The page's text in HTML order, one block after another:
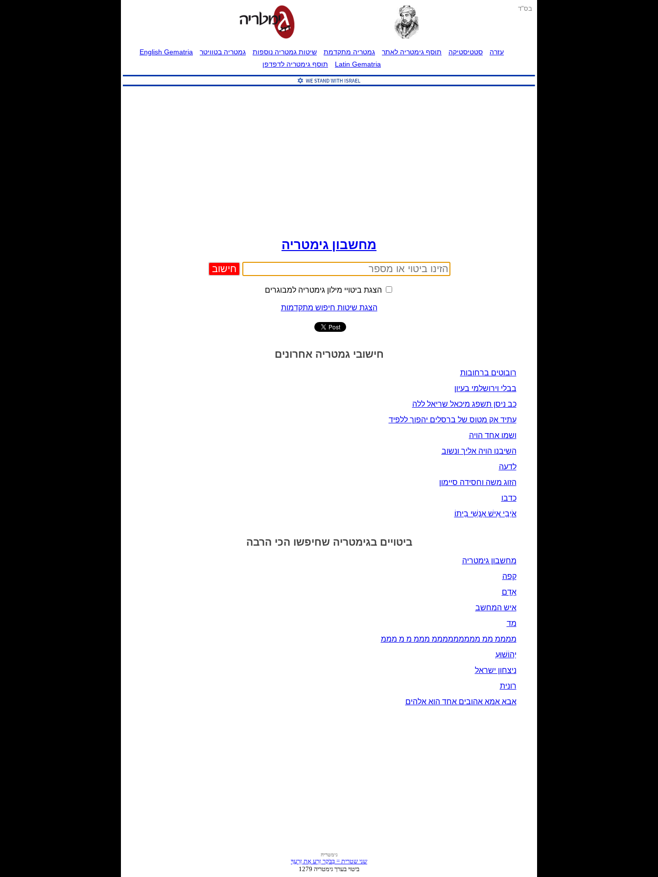
בס"ד
עזרה סטטיסטיקה תוסף גימטריה לאתר גמטריה מתקדמת שיטות גמטריה נוספות גמטריה בטוויטר
English Gematria
Latin Gematria
תוסף גימטריה לדפדפן
מחשבון גימטריה
הצגת ביטויי מילון גימטריה למבוגרים
הצגת שיטות חיפוש מתקדמות
חישובי גמטריה אחרונים
רובוטים ברחובות
בבלי וירושלמי בעיון
כב ניסן תשפג מיכאל שריאל ללה
עתיד אק מטוס של ברסלים יהפוך ללפיד
ושמו אחד הויה
השיבנו הויה אליך ונשוב
לדעה
הזוג משה וחסידה סיימון
כדבו
אֹיְבֵי אִישׁ אַנְשֵׁי בֵיתוֹ
ביטויים בגימטריה שחיפשו הכי הרבה
מחשבון גימטריה
קפה
אָדָם‎
איש המחשב
מד
ממממ ממ מממממממממ מממ מ מ מממ
יְהוֹשׁוּעַ
ניצחון ישראל
רונית
אבא אמא אהובים אחד הוא אלהים